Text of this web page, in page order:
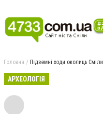
Головна Підземні ходи околиць Сміли
АРХЕОЛОГІЯ